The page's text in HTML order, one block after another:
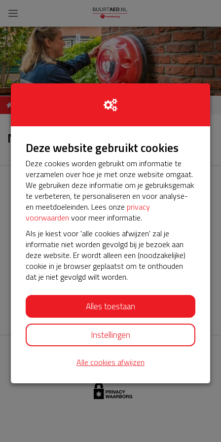
Weteringkade, Almere, NLD
Nieuws
AED360-ProCardio
ServiceBuurtAED wordt aangeboden door de Hartstichting en
AED360-ProCardio. Net als bij BuurtAED is AED360-ProCardio
de leverancier van het servicepakket en ontzorgen zij jou de
komende jaren. AED360-ProCardio is gespecialiseerd in de
levering en het onderhoud van Philips AED’s.
Deze website gebruikt cookies
Deze cookies worden gebruikt om informatie te
verzamelen over hoe je met onze website omgaat.
We gebruiken deze informatie om je gebruiksgemak
te verbeteren, te personaliseren en voor analyse-
en meetdoeleinden. Lees onze privacy
voorwaarden voor meer informatie.
Als je kiest voor 'alle cookies afwijzen' zal je
informatie niet worden gevolgd bij je bezoek aan
deze website. Er wordt alleen een (noodzakelijke)
cookie in je browser geplaatst om te onthouden
dat je niet gevolgd wilt worden.
Alles toestaan
Instellingen
Alle cookies afwijzen